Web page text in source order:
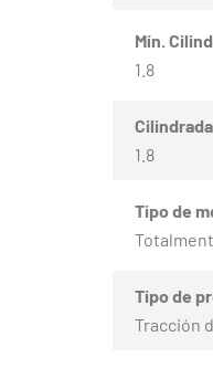
Mín.
1.8
1.8
Tipo de
Tipo de
Tracción